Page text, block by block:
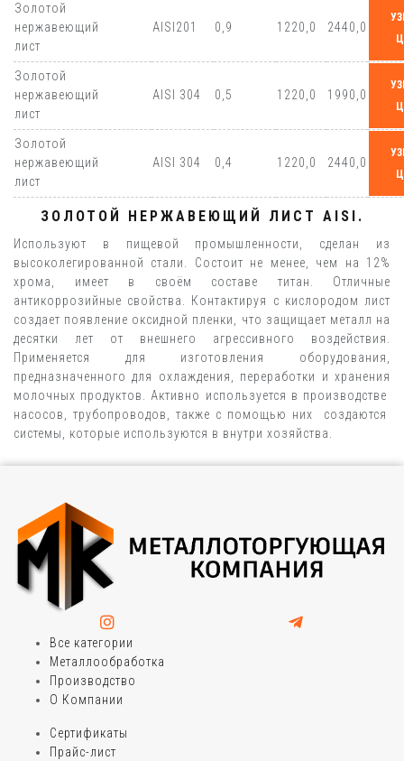
Золотой
нержавеющий
лист
AISI201 0,9 1220,0 2440,0
Золотой
нержавеющий
лист
AISI 304 0,5 1220,0 1990,0
Золотой
нержавеющий
лист
AISI 304 0,4 1220,0 2440,0
ЗОЛОТОЙ НЕРЖАВЕЮЩИЙ ЛИСТ AISI.
Используют в пищевой промышленности, сделан из
высоколегированной стали. Состоит не менее, чем на 12%
хрома, имеет в своём составе титан. Отличные
антикоррозийные свойства. Контактируя с кислородом лист
создает появление оксидной пленки, что защищает металл на
десятки лет от внешнего агрессивного воздействия.
Применяется для изготовления оборудования,
предназначенного для охлаждения, переработки и хранения
молочных продуктов. Активно используется в производстве
насосов, трубопроводов, также с помощью них создаются
системы, которые используются в внутри хозяйства.
Все категории
Металлообработка
Производство
О Компании
Сертификаты
Прайс-лист